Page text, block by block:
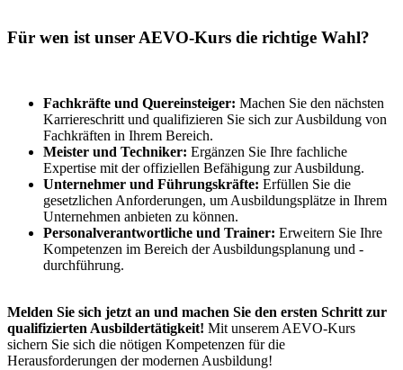
Für wen ist unser AEVO-Kurs die richtige Wahl?
Fachkräfte und Quereinsteiger: Machen Sie den nächsten
Karriereschritt und qualifizieren Sie sich zur Ausbildung von
Fachkräften in Ihrem Bereich.
Meister und Techniker: Ergänzen Sie Ihre fachliche
Expertise mit der offiziellen Befähigung zur Ausbildung.
Unternehmer und Führungskräfte: Erfüllen Sie die
gesetzlichen Anforderungen, um Ausbildungsplätze in Ihrem
Unternehmen anbieten zu können.
Personalverantwortliche und Trainer: Erweitern Sie Ihre
Kompetenzen im Bereich der Ausbildungsplanung und -
durchführung.
Melden Sie sich jetzt an und machen Sie den ersten Schritt zur
qualifizierten Ausbildertätigkeit! Mit unserem AEVO-Kurs
sichern Sie sich die nötigen Kompetenzen für die
Herausforderungen der modernen Ausbildung!